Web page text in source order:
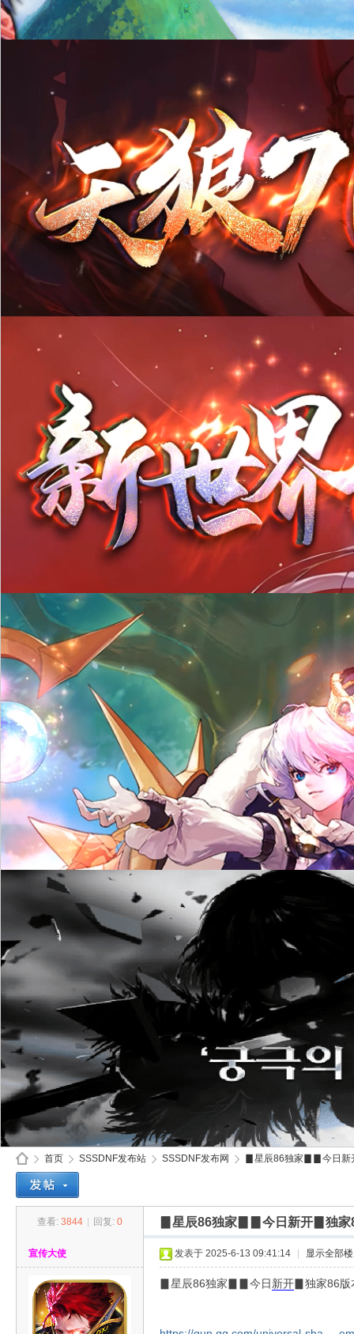
首页
›
SSSDNF发布站 SSSDNF发布网
›
▊星辰86独家▊▊今日
查看: 3844 回复: 0 ▊星辰86独家▊▊今日新开▊独
宣传大使 发表于 2025-6-13 09:41:14 显示全部
▊星辰86独家▊▊今日新开▊独家86